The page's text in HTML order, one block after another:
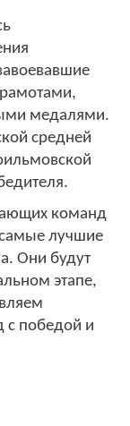
медалями.
средней
команд
лучшие
Они будут
этапе,
с победой и